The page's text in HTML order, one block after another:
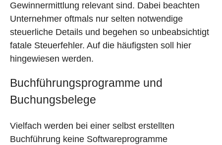
Gewinnermittlung relevant sind. Dabei beachten
Unternehmer oftmals nur selten notwendige
steuerliche Details und begehen so unbeabsichtigt
fatale Steuerfehler. Auf die häufigsten soll hier
hingewiesen werden.
Buchführungsprogramme und
Buchungsbelege
Vielfach werden bei einer selbst erstellten
Buchführung keine Softwareprogramme